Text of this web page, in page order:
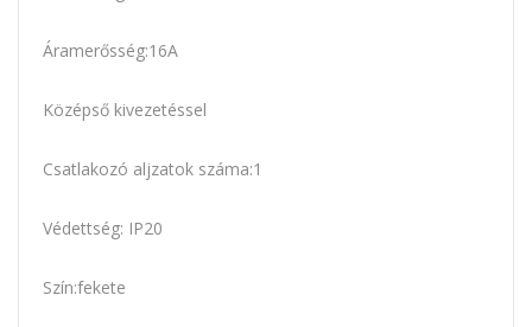
Áramerősség:16A
Középső kivezetéssel
Csatlakozó aljzatok száma:1
Védettség: IP20
Szín:fekete